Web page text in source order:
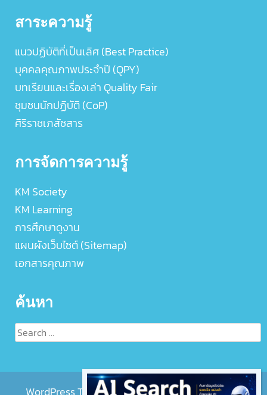
สาระความรู้
แนวปฏิบัติที่เป็นเลิศ (Best Practice)
บุคคลคุณภาพประจำปี (QPY)
บทเรียนและเรื่องเล่า Quality Fair
ชุมชนนักปฏิบัติ (CoP)
ศิริราชเภสัชสาร
การจัดการความรู้
KM Society
KM Learning
การศึกษาดูงาน
แผนผังเว็บไซต์ (Sitemap)
เอกสารคุณภาพ
ค้นหา
Search
for:
WordPress Theme :EightMedi Liteby 8Degree